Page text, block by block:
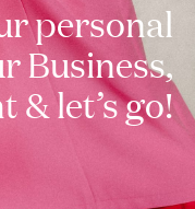
personal
Business,
& let’s go!